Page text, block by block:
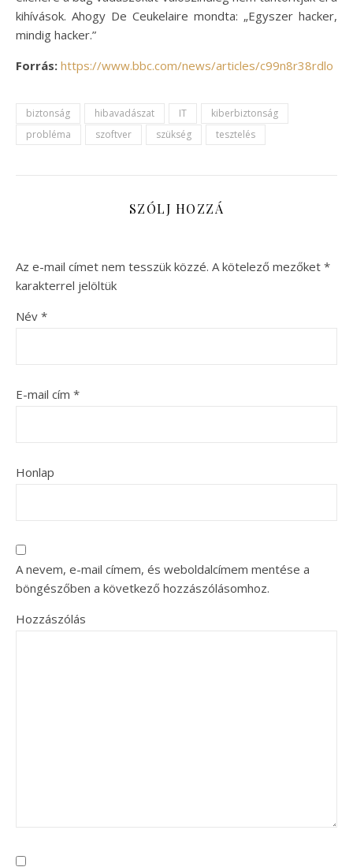
kihívások. Ahogy De Ceukelaire mondta: „Egyszer hacker,
mindig hacker.”
Forrás: https://www.bbc.com/news/articles/c99n8r38rdlo
biztonság hibavadászat IT
kiberbiztonság
probléma
szoftver szükség tesztelés
SZÓLJ HOZZÁ
Az e-mail címet nem tesszük közzé. A kötelező mezőket *
karakterrel jelöltük
Név *
E-mail cím *
Honlap
A nevem, e-mail címem, és weboldalcímem mentése a
böngészőben a következő hozzászólásomhoz.
Hozzászólás